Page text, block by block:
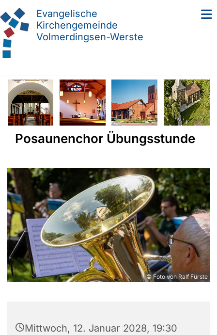
Evangelische
Kirchengemeinde
Volmerdingsen-Werste
Posaunenchor Übungsstunde
© Foto von Ralf Fürste
Mittwoch, 12. Januar 2028, 19:30